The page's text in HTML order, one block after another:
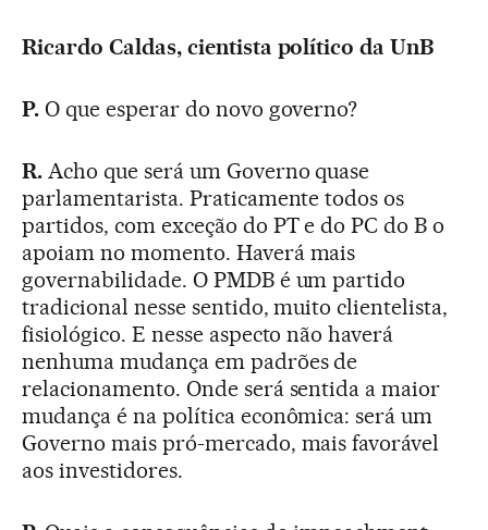
Ricardo Caldas, cientista político da UnB
P.O que esperar do novo governo?
R.Acho que será um Governo quase
parlamentarista. Praticamente todos os
partidos, com exceção do PT e do PC do B o
apoiam no momento. Haverá mais
governabilidade. O PMDB é um partido
tradicional nesse sentido, muito clientelista,
fisiológico. E nesse aspecto não haverá
nenhuma mudança em padrões de
relacionamento. Onde será sentida a maior
mudança é na política econômica: será um
Governo mais pró-mercado, mais favorável
aos investidores.